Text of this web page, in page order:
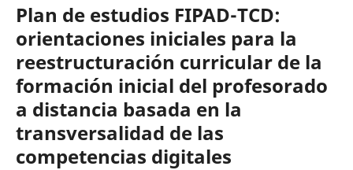
Plan de estudios FIPAD-TCD:
orientaciones iniciales para la
reestructuración curricular de la
formación inicial del profesorado
a distancia basada en la
transversalidad de las
competencias digitales